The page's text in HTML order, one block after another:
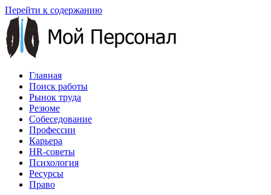
Перейти к содержанию
Главная
Поиск работы
Рынок труда
Резюме
Собеседование
Профессии
Карьера
HR-советы
Психология
Ресурсы
Право